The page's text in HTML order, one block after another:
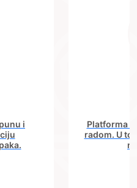
i
Platforma
radom. U